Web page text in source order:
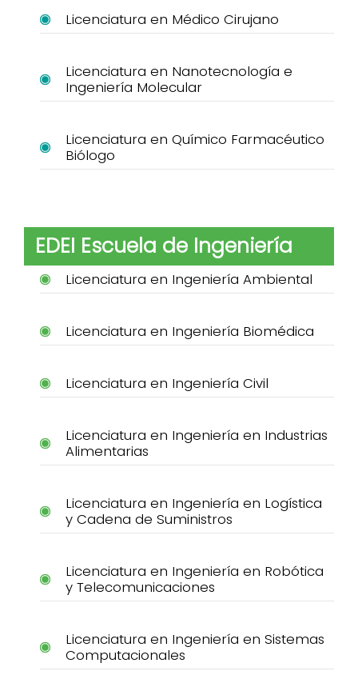
Licenciatura en Médico Cirujano
Licenciatura en Nanotecnología e
Ingeniería Molecular
Licenciatura en Químico Farmacéutico
Biólogo
EDEI Escuela de Ingeniería
Licenciatura en Ingeniería Ambiental
Licenciatura en Ingeniería Biomédica
Licenciatura en Ingeniería Civil
Licenciatura en Ingeniería en Industrias
Alimentarias
Licenciatura en Ingeniería en Logística
y Cadena de Suministros
Licenciatura en Ingeniería en Robótica
y Telecomunicaciones
Licenciatura en Ingeniería en Sistemas
Computacionales